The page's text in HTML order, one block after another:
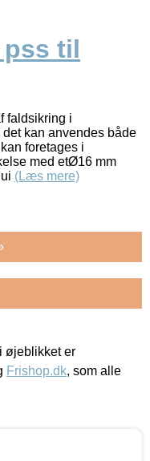
til
faldsikring i
kan anvendes både
foretages i
med etØ16 mm
(Læs mere)
øjeblikket er
Frishop.dk, som alle